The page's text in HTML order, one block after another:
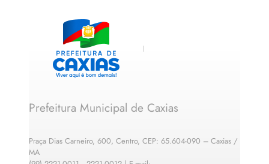
Prefeitura Municipal de Caxias
Praça Dias Carneiro, 600, Centro, CEP: 65.604-090 – Caxias /
MA